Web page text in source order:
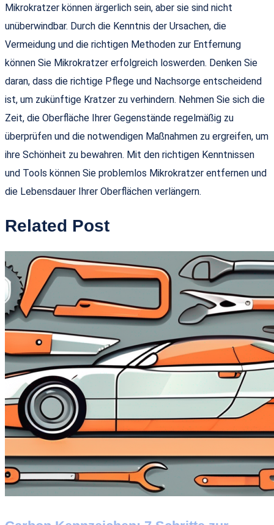
Mikrokratzer können ärgerlich sein, aber sie sind nicht
unüberwindbar. Durch die Kenntnis der Ursachen, die
Vermeidung und die richtigen Methoden zur Entfernung
können Sie Mikrokratzer erfolgreich loswerden. Denken Sie
daran, dass die richtige Pflege und Nachsorge entscheidend
ist, um zukünftige Kratzer zu verhindern. Nehmen Sie sich die
Zeit, die Oberfläche Ihrer Gegenstände regelmäßig zu
überprüfen und die notwendigen Maßnahmen zu ergreifen, um
ihre Schönheit zu bewahren. Mit den richtigen Kenntnissen
und Tools können Sie problemlos Mikrokratzer entfernen und
die Lebensdauer Ihrer Oberflächen verlängern.
Related Post